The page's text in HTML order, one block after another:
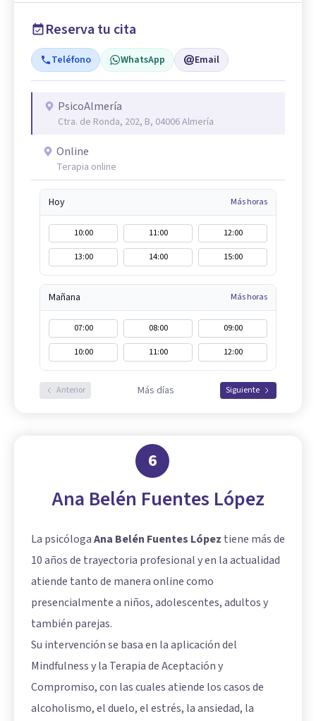
Reserva tu cita
Teléfono WhatsApp Email
PsicoAlmería
Ctra. de Ronda, 202, B, 04006 Almería
Online
Terapia online
Hoy Más horas
10:00 11:00
12:00
13:00
14:00 15:00
Mañana Más horas
07:00 08:00
09:00
10:00
11:00 12:00
Anterior Más días Siguiente
6
Ana Belén Fuentes López
La psicólogaAna Belén Fuentes López tiene más de
10 años de trayectoria profesional y en la actualidad
atiende tanto de manera online como
presencialmente a niños, adolescentes, adultos y
también parejas.
Su intervención se basa en la aplicación del
Mindfulness y la Terapia de Aceptación y
Compromiso, con las cuales atiende los casos de
alcoholismo, el duelo, el estrés, la ansiedad, la